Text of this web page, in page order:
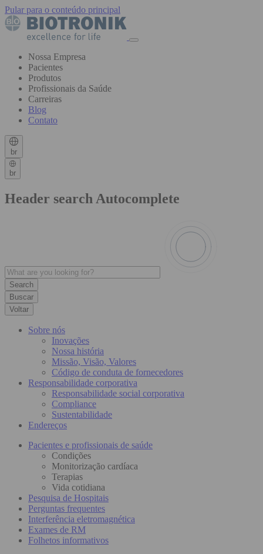
Pular para o conteúdo principal
Nossa Empresa
Pacientes
Produtos
Profissionais da Saúde
Carreiras
Blog
Contato
br
br
Header search Autocomplete
Buscar
Voltar
Sobre nós
Inovações
Nossa história
Missão, Visão, Valores
Código de conduta de fornecedores
Responsabilidade corporativa
Responsabilidade social corporativa
Compliance
Sustentabilidade
Endereços
Pacientes e profissionais de saúde
Condições
Monitorização cardíaca
Terapias
Vida cotidiana
Pesquisa de Hospitais
Perguntas frequentes
Interferência eletromagnética
Exames de RM
Folhetos informativos